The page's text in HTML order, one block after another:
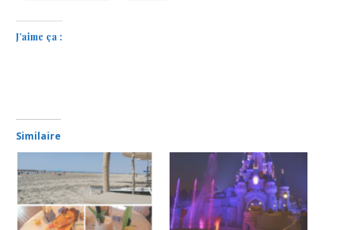
J’aime ça :
Similaire